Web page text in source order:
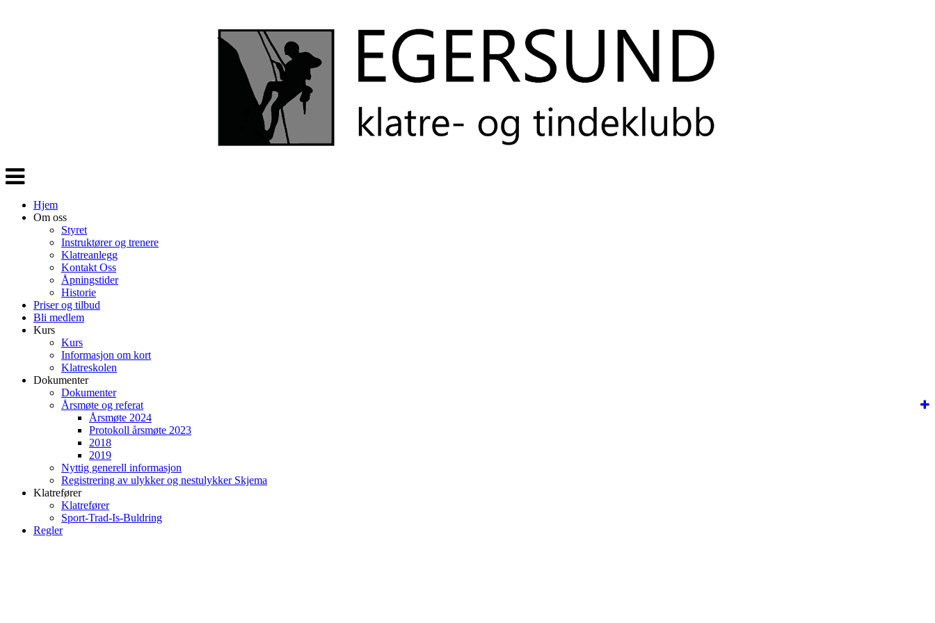
Veksle
navigasjon
Hjem
Om oss
Styret
Instruktører og trenere
Klatreanlegg
Kontakt Oss
Åpningstider
Historie
Priser og tilbud
Bli medlem
Kurs
Kurs
Informasjon om kort
Klatreskolen
Dokumenter
Dokumenter
Årsmøte og referat
Årsmøte 2024
Protokoll årsmøte 2023
2018
2019
Nyttig generell informasjon
Registrering av ulykker og nestulykker Skjema
Klatrefører
Klatrefører
Sport-Trad-Is-Buldring
Regler